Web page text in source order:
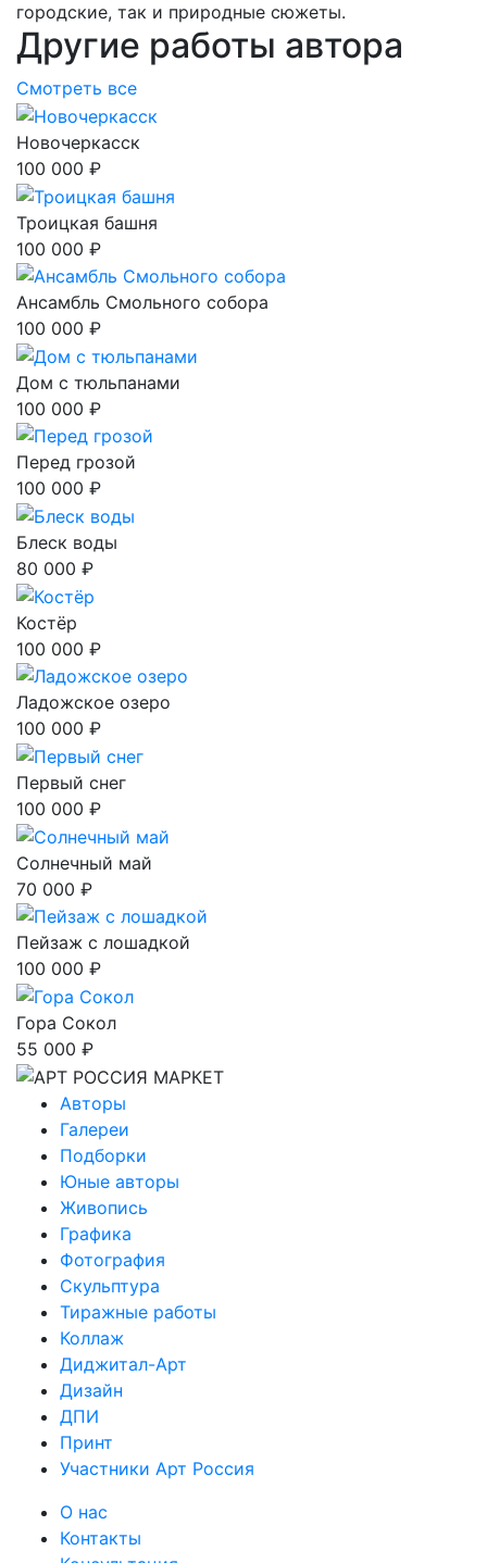
городские, так и природные сюжеты.
Другие работы автора
Смотреть все
Новочеркасск
100 000 ₽
Троицкая башня
100 000 ₽
Ансамбль Смольного собора
100 000 ₽
Дом с тюльпанами
100 000 ₽
Перед грозой
100 000 ₽
Блеск воды
80 000 ₽
Костёр
100 000 ₽
Ладожское озеро
100 000 ₽
Первый снег
100 000 ₽
Солнечный май
70 000 ₽
Пейзаж с лошадкой
100 000 ₽
Гора Сокол
55 000 ₽
Авторы
Галереи
Подборки
Юные авторы
Живопись
Графика
Фотография
Скульптура
Тиражные работы
Коллаж
Диджитал-Арт
Дизайн
ДПИ
Принт
Участники Арт Россия
О нас
Контакты